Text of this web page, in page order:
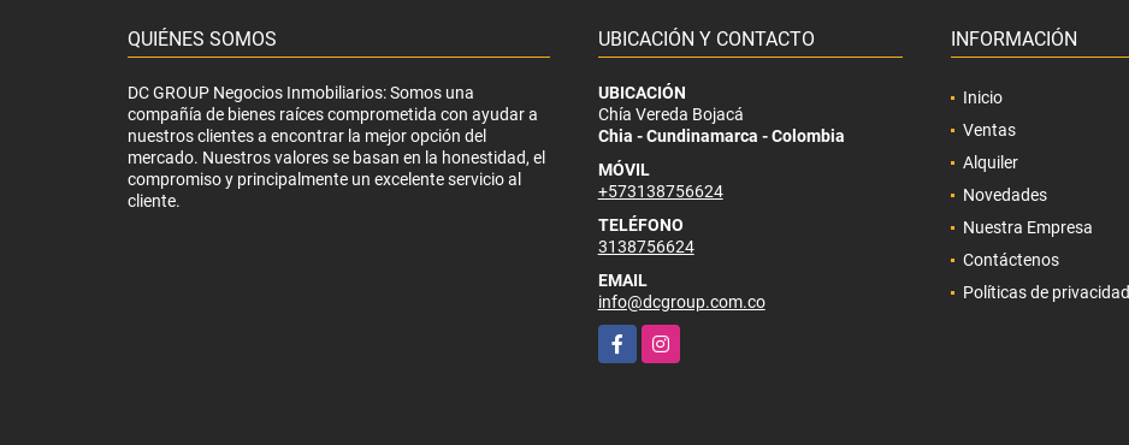
QUIÉNES SOMOS
DC GROUP Negocios Inmobiliarios: Somos una
compañía de bienes raíces comprometida con ayudar a
nuestros clientes a encontrar la mejor opción del
mercado. Nuestros valores se basan en la honestidad, el
compromiso y principalmente un excelente servicio al
cliente.
UBICACIÓN Y CONTACTO
UBICACIÓN
Chía Vereda Bojacá
Chia - Cundinamarca - Colombia
MÓVIL
+573138756624
TELÉFONO
3138756624
EMAIL
info@dcgroup.com.co
FacebookInstagram
INFORMACIÓN
Inicio
Ventas
Alquiler
Novedades
Nuestra Empresa
Contáctenos
Políticas de privacidad